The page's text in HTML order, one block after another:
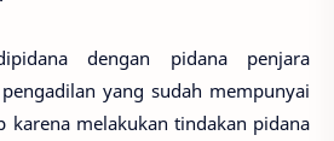
dengan pidana penjara
yang sudah mempunyai
karena melakukan tindakan pidana